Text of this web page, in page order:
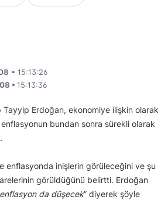
• 15:13:26
• 15:13:36
Tayyip Erdoğan, ekonomiye ilişkin olarak
enflasyonun bundan sonra sürekli olarak
enflasyonda inişlerin görüleceğini ve şu
görüldüğünü belirtti. Erdoğan
da düşecek” diyerek şöyle